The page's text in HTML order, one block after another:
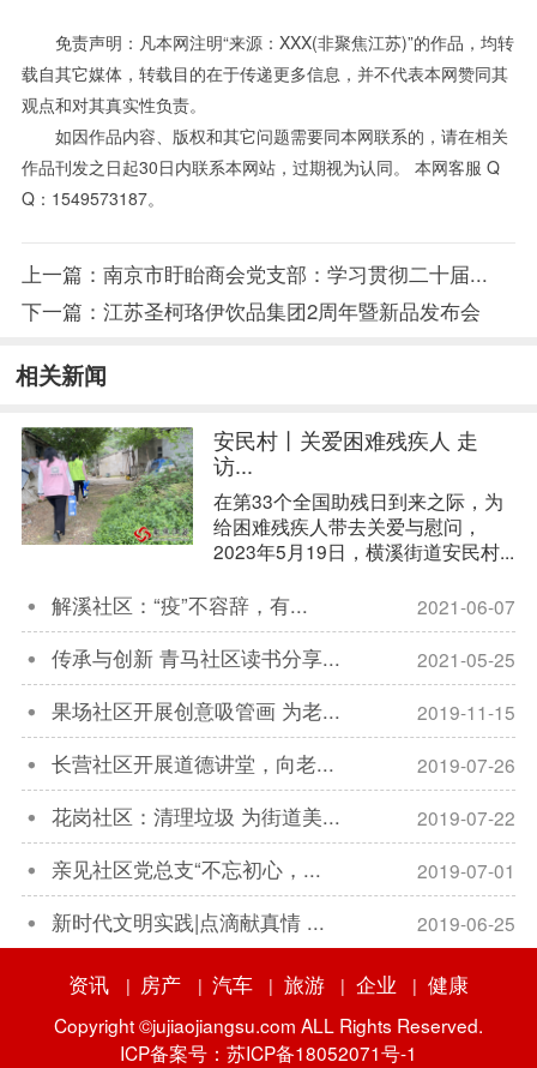
免责声明：凡本网注明“来源：XXX(非聚焦江苏)”的作品，均转
载自其它媒体，转载目的在于传递更多信息，并不代表本网赞同其
观点和对其真实性负责。
如因作品内容、版权和其它问题需要同本网联系的，请在相关
作品刊发之日起30日内联系本网站，过期视为认同。 本网客服 Q
Q：1549573187。
上一篇： 南京市盱眙商会党支部：学习贯彻二十届...
下一篇： 江苏圣柯珞伊饮品集团2周年暨新品发布会
相关新闻
安民村丨关爱困难残疾人 走
访...
在第33个全国助残日到来之际，为
给困难残疾人带去关爱与慰问，
2023年5月19日，横溪街道安民村...
 解溪社区：“疫”不容辞，有... 2021-06-07
 传承与创新 青马社区读书分享... 2021-05-25
 果场社区开展创意吸管画 为老... 2019-11-15
 长营社区开展道德讲堂，向老... 2019-07-26
 花岗社区：清理垃圾 为街道美... 2019-07-22
 亲见社区党总支“不忘初心，... 2019-07-01
 新时代文明实践|点滴献真情 ... 2019-06-25
资讯 | 房产 | 汽车 | 旅游 | 企业 | 健康
Copyright ©jujiaojiangsu.com ALL Rights Reserved.
ICP备案号：苏ICP备18052071号-1